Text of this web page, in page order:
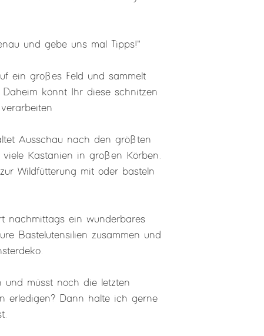
und gebe uns mal Tipps!"
ein großes Feld und sammelt
könnt Ihr diese schnitzen
Ausschau nach den größten
viele Kastanien in großen Körben.
Wildfütterung mit oder basteln
nachmittags ein wunderbares
Bastelutensilien zusammen und
und müsst noch die letzten
erledigen? Dann halte ich gerne